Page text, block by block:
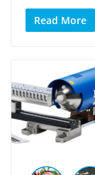
Read More